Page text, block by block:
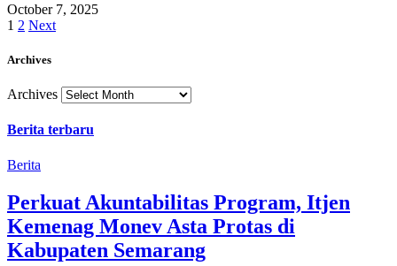
October 7, 2025
1 2 Next
Archives
Archives
Berita terbaru
Berita
Perkuat Akuntabilitas Program, Itjen
Kemenag Monev Asta Protas di
Kabupaten Semarang